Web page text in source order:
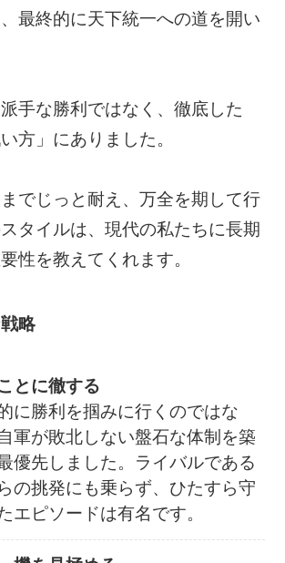
最終的に天下統一への道を開い
手な勝利ではなく、徹底した
方」にありました。
でじっと耐え、万全を期して行
タイルは、現代の私たちに長期
性を教えてくれます。
略
とに徹する
に勝利を掴みに行くのではな
軍が敗北しない盤石な体制を築
優先しました。ライバルである
の挑発にも乗らず、ひたすら守
エピソードは有名です。